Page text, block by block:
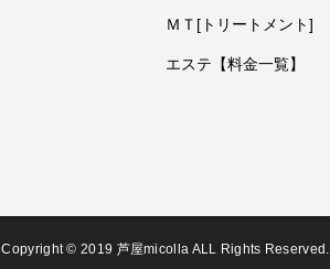
ＭＴ[トリートメント]
エステ【料金一覧】
Copyright © 2019 芦屋micolla ALL Rights Reserved.